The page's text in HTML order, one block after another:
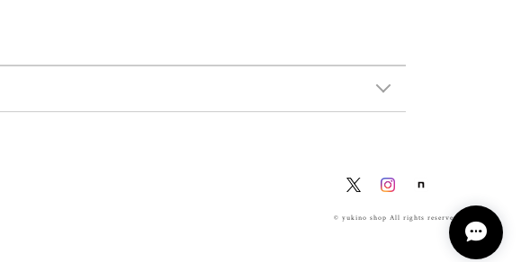
© yukino shop All rights reserved.